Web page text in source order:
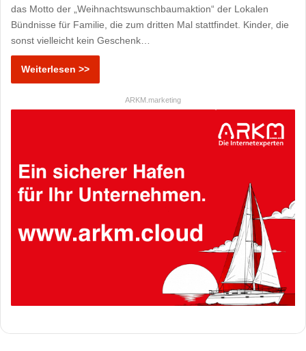
das Motto der „Weihnachtswunschbaumaktion“ der Lokalen
Bündnisse für Familie, die zum dritten Mal stattfindet. Kinder, die
sonst vielleicht kein Geschenk…
Weiterlesen >>
ARKM.marketing